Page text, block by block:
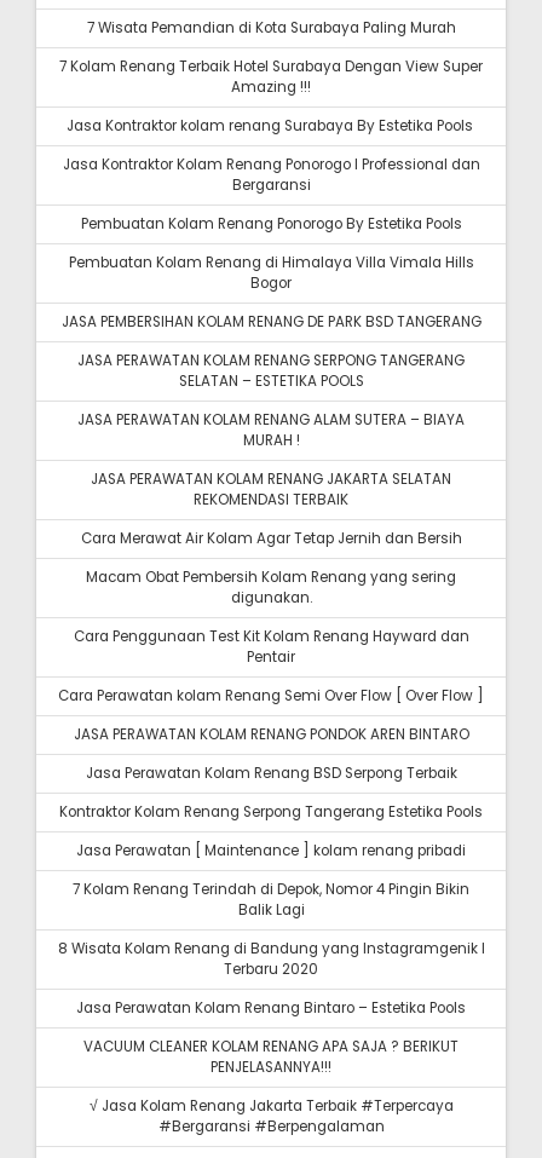
7 Wisata Pemandian di Kota Surabaya Paling Murah
7 Kolam Renang Terbaik Hotel Surabaya Dengan View Super
Amazing !!!
Jasa Kontraktor kolam renang Surabaya By Estetika Pools
Jasa Kontraktor Kolam Renang Ponorogo I Professional dan
Bergaransi
Pembuatan Kolam Renang Ponorogo By Estetika Pools
Pembuatan Kolam Renang di Himalaya Villa Vimala Hills
Bogor
JASA PEMBERSIHAN KOLAM RENANG DE PARK BSD TANGERANG
JASA PERAWATAN KOLAM RENANG SERPONG TANGERANG
SELATAN – ESTETIKA POOLS
JASA PERAWATAN KOLAM RENANG ALAM SUTERA – BIAYA
MURAH !
JASA PERAWATAN KOLAM RENANG JAKARTA SELATAN
REKOMENDASI TERBAIK
Cara Merawat Air Kolam Agar Tetap Jernih dan Bersih
Macam Obat Pembersih Kolam Renang yang sering
digunakan.
Cara Penggunaan Test Kit Kolam Renang Hayward dan
Pentair
Cara Perawatan kolam Renang Semi Over Flow [ Over Flow ]
JASA PERAWATAN KOLAM RENANG PONDOK AREN BINTARO
Jasa Perawatan Kolam Renang BSD Serpong Terbaik
Kontraktor Kolam Renang Serpong Tangerang Estetika Pools
Jasa Perawatan [ Maintenance ] kolam renang pribadi
7 Kolam Renang Terindah di Depok, Nomor 4 Pingin Bikin
Balik Lagi
8 Wisata Kolam Renang di Bandung yang Instagramgenik I
Terbaru 2020
Jasa Perawatan Kolam Renang Bintaro – Estetika Pools
VACUUM CLEANER KOLAM RENANG APA SAJA ? BERIKUT
PENJELASANNYA!!!
√ Jasa Kolam Renang Jakarta Terbaik #Terpercaya
#Bergaransi #Berpengalaman